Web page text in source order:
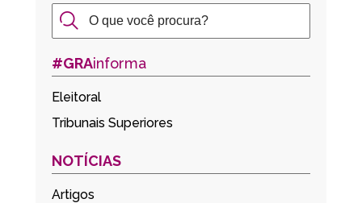
#GRAinforma
Eleitoral
Tribunais Superiores
NOTÍCIAS
Artigos